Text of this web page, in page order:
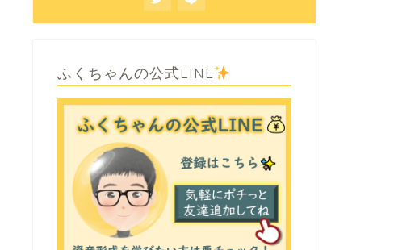
ふくちゃんの公式LINE